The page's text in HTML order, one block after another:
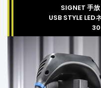
SIGNET 手
USB STYLE LED